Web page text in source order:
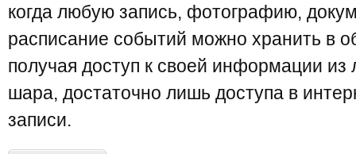
когда любую запись, фотографию,
расписание событий можно хранить в
получая доступ к своей информации из
шара, достаточно лишь доступа в
записи.